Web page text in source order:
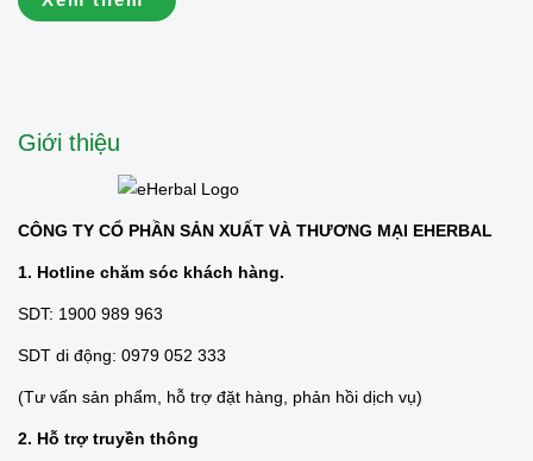
phút nghỉ ngơi bên bạn bè là
Giới thiệu
CÔNG TY CỔ PHẦN SẢN XUẤT VÀ THƯƠNG MẠI EHERBAL
1. Hotline chăm sóc khách hàng.
SDT: 1900 989 963
SDT di động: 0979 052 333
(Tư vấn sản phẩm, hỗ trợ đặt hàng, phản hồi dịch vụ)
2. Hỗ trợ truyền thông